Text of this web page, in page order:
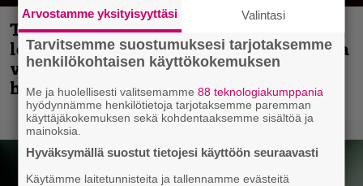
Thrash ’n’ roll -yhtye Madred ryydittää
levyjulkaisua keikkareissulla kuvatulla
videolla – ”Oltiin pakussa kusihädässä
helvetin väsyneenä…”
Arvostamme yksityisyyttäsi Valintasi
Tarvitsemme suostumuksesi tarjotaksemme
henkilökohtaisen käyttökokemuksen
Me ja huolellisesti valitsemamme88 teknologiakumppania
hyödynnämme henkilötietoja tarjotaksemme paremman
käyttäjäkokemuksen sekä kohdentaaksemme sisältöä ja
mainoksia.
Hyväksymällä suostut tietojesi käyttöön seuraavasti
Käytämme laitetunnisteita ja tallennamme evästeitä